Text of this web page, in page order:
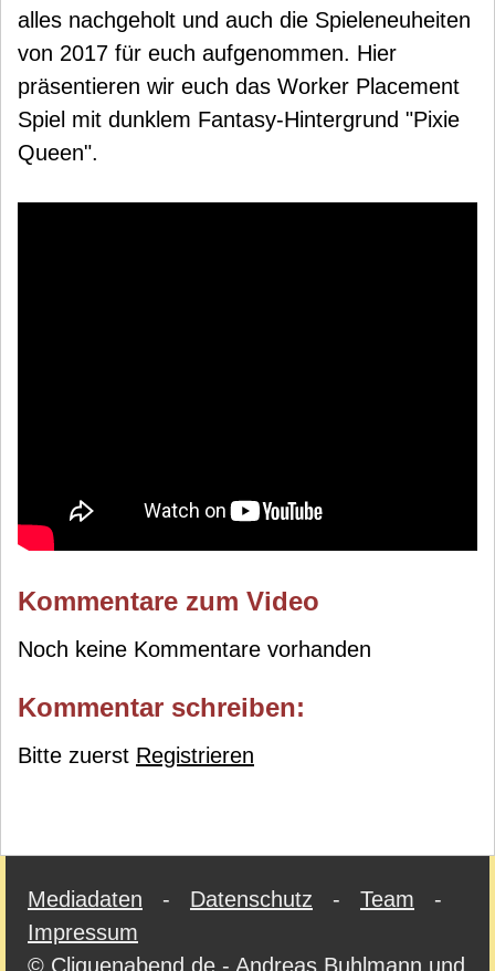
alles nachgeholt und auch die Spieleneuheiten
von 2017 für euch aufgenommen. Hier
präsentieren wir euch das Worker Placement
Spiel mit dunklem Fantasy-Hintergrund "Pixie
Queen".
Kommentare zum Video
Noch keine Kommentare vorhanden
Kommentar schreiben:
Bitte zuerst Registrieren
Mediadaten - Datenschutz - Team -
Impressum
© Cliquenabend.de - Andreas Buhlmann und